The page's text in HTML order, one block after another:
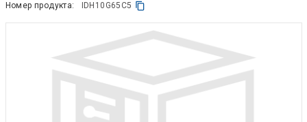
Номер продукта: IDH10G65C5